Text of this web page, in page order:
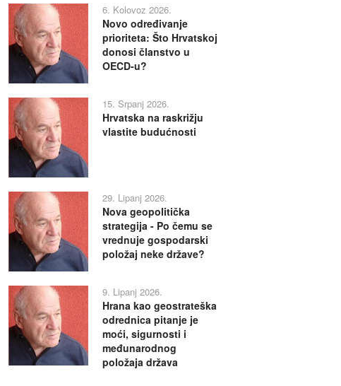
6. Kolovoz 2026.
Novo određivanje
prioriteta: Što Hrvatskoj
donosi članstvo u
OECD-u?
15. Srpanj 2026.
Hrvatska na raskrižju
vlastite budućnosti
29. Lipanj 2026.
Nova geopolitička
strategija - Po čemu se
vrednuje gospodarski
položaj neke države?
9. Lipanj 2026.
Hrana kao geostrateška
odrednica pitanje je
moći, sigurnosti i
međunarodnog
položaja država